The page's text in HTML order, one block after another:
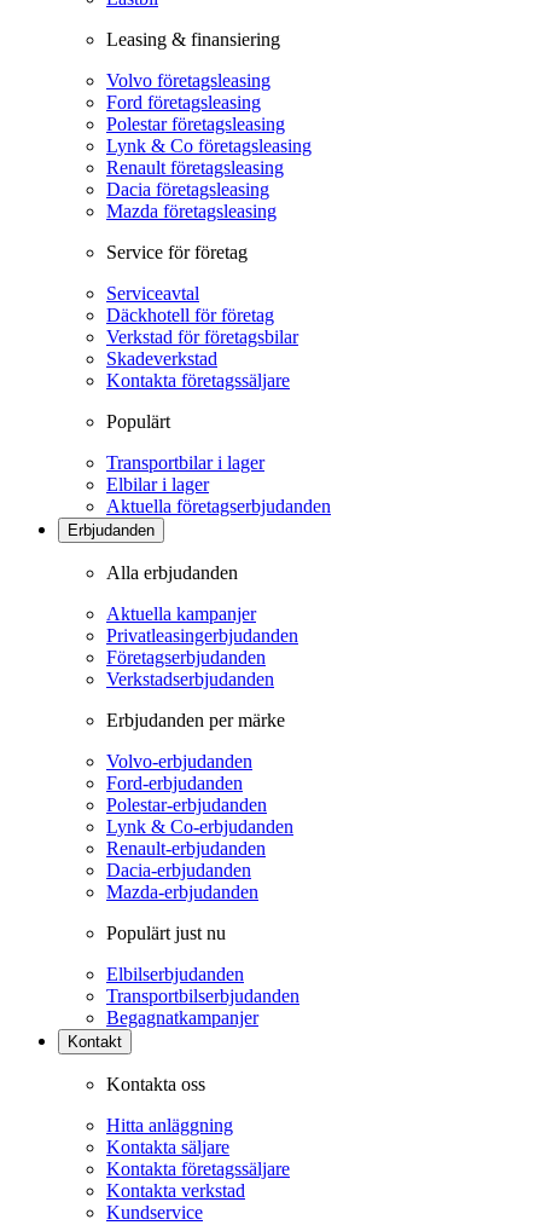
Leasing & finansiering
Volvo företagsleasing
Ford företagsleasing
Polestar företagsleasing
Lynk & Co företagsleasing
Renault företagsleasing
Dacia företagsleasing
Mazda företagsleasing
Service för företag
Serviceavtal
Däckhotell för företag
Verkstad för företagsbilar
Skadeverkstad
Kontakta företagssäljare
Populärt
Transportbilar i lager
Elbilar i lager
Aktuella företagserbjudanden
Erbjudanden
Alla erbjudanden
Aktuella kampanjer
Privatleasingerbjudanden
Företagserbjudanden
Verkstadserbjudanden
Erbjudanden per märke
Volvo-erbjudanden
Ford-erbjudanden
Polestar-erbjudanden
Lynk & Co-erbjudanden
Renault-erbjudanden
Dacia-erbjudanden
Mazda-erbjudanden
Populärt just nu
Elbilserbjudanden
Transportbilserbjudanden
Begagnatkampanjer
Kontakt
Kontakta oss
Hitta anläggning
Kontakta säljare
Kontakta företagssäljare
Kontakta verkstad
Kundservice